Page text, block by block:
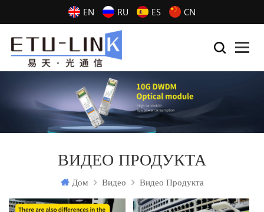
EN RU ES CN
ВИДЕО ПРОДУКТА
Дом Видео Видео Продукта